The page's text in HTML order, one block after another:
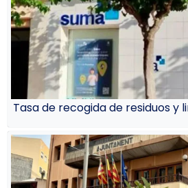
Tasa de recogida de residuos y